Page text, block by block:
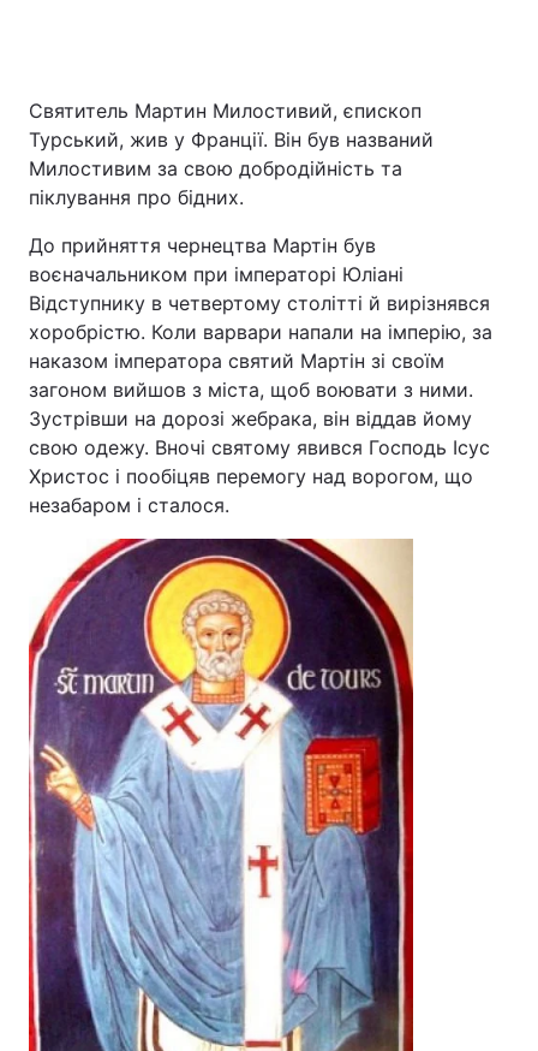
Війна
Україна Політика
Економіка
Спорт Наука
Техно і зв'язок Лайт
Зброя Інциденти
Здоров'я Туризм
Цікавинки Погода
Екологія
Лонгріди
Відео з Youtube Статті
Інтерв'ю Думки
Архів Вакансії
Контакти
Послуги
Святитель Мартин Милостивий, єпископ
Турський, жив у Франції. Він був названий
Милостивим за свою добродійність та
піклування про бідних.
До прийняття чернецтва Мартін був
воєначальником при імператорі Юліані
Відступнику в четвертому столітті й вирізнявся
хоробрістю. Коли варвари напали на імперію, за
наказом імператора святий Мартін зі своїм
загоном вийшов з міста, щоб воювати з ними.
Зустрівши на дорозі жебрака, він віддав йому
свою одежу. Вночі святому явився Господь Ісус
Христос і пообіцяв перемогу над ворогом, що
незабаром і сталося.